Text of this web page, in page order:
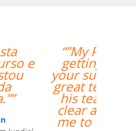
Portuguese is
better with
Cris is a
for me;
is very
and simple for